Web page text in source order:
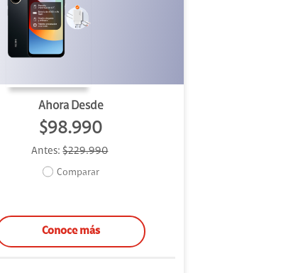
Ahora Desde
$98.990
Antes:$229.990
Comparar
Conoce más